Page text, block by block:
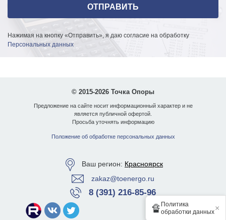
Нажимая на кнопку «Отправить», я даю согласие на обработку
Персональных данных
© 2015-2026 Точка Опоры
Предложение на сайте носит информационный характер и не
является публичной офертой.
Просьба уточнять информацию
Положение об обработке персональных данных
Ваш регион: Красноярск
zakaz@toenergo.ru
8 (391) 216-85-96
🔏 Политика
обработки данных×